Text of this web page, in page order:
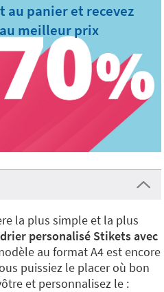
panier et recevez
au meilleur prix
la plus simple et la plus
personalisé Stikets avec
au format A4 est encore
puissiez le placer où bon
et personnalisez le :